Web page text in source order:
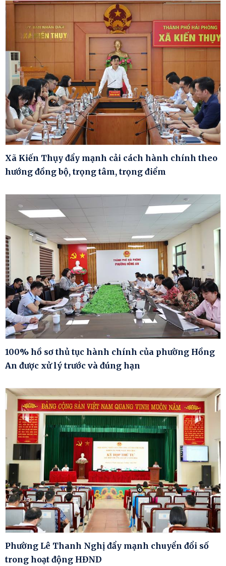
Xã Kiến Thụy đẩy mạnh cải cách hành chính theo
hướng đồng bộ, trọng tâm, trọng điểm
100% hồ sơ thủ tục hành chính của phường Hồng
An được xử lý trước và đúng hạn
Phường Lê Thanh Nghị đẩy mạnh chuyển đổi số
trong hoạt động HĐND